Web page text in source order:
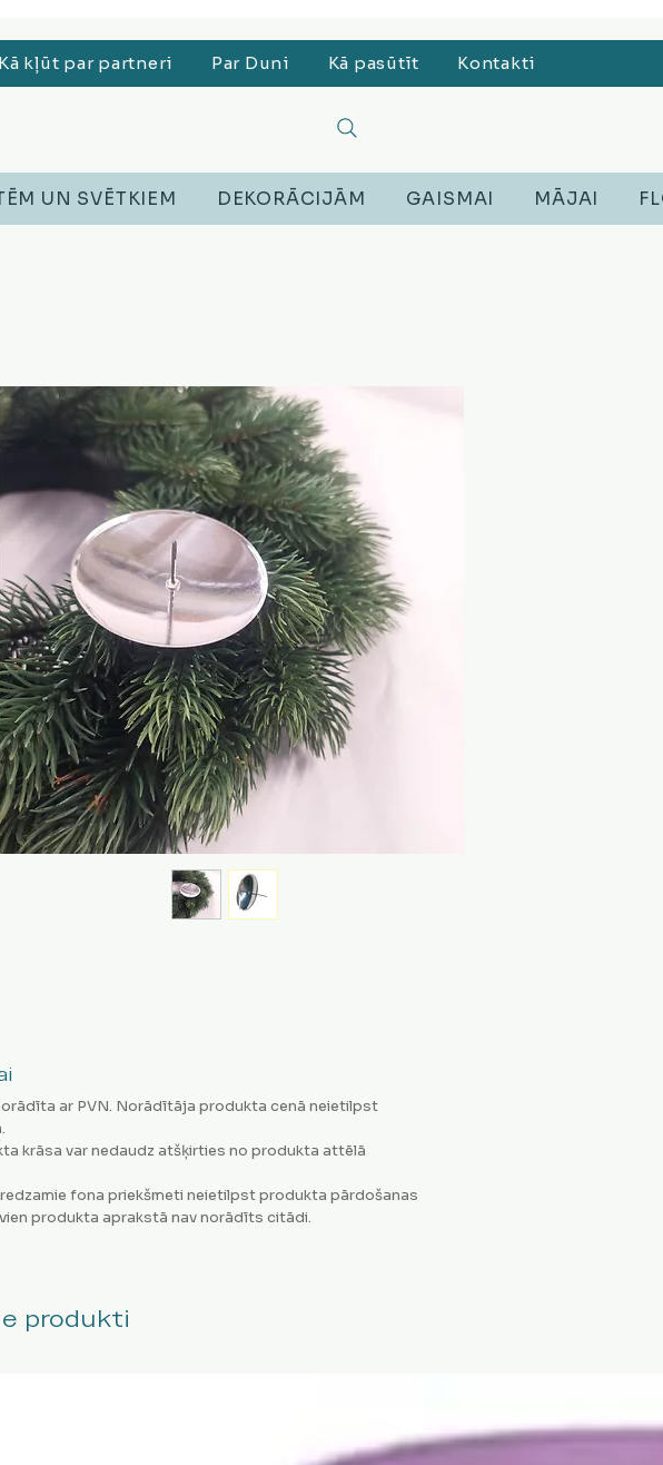
atmiņa, Putekļu sūcēji, Lego, Austiņas
Kā kļūt par partneri Par Duni Kā pasūtīt Kontakti
UN SVĒTKIEM DEKORĀCIJĀM GAISMAI MĀJAI
ar PVN. Norādītāja produkta cenā neietilpst
krāsa var nedaudz atšķirties no produkta attēlā
fona priekšmeti neietilpst produkta pārdošanas
produkta aprakstā nav norādīts citādi.
produkti